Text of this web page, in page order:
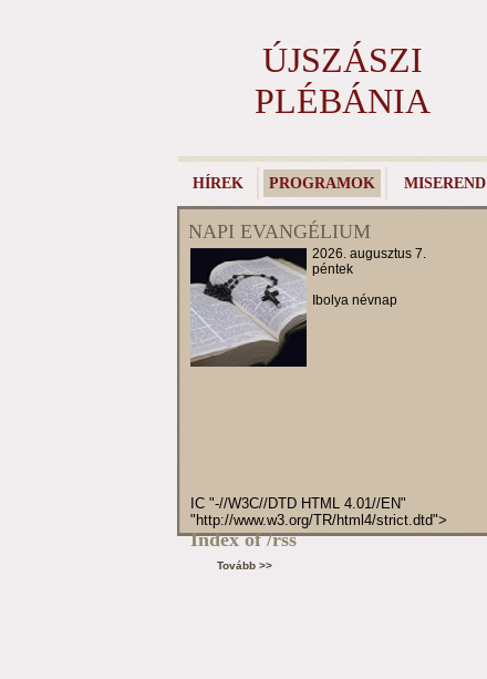
ÚJSZÁSZI
PLÉBÁNIA
HÍREK PROGRAMOK MISEREND
NAPI EVANGÉLIUM
2026. augusztus 7.
péntek
Ibolya névnap
IC "-//W3C//DTD HTML 4.01//EN"
"http://www.w3.org/TR/html4/strict.dtd">
Index of /rss
Tovább >>